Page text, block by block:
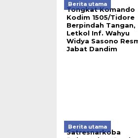
Berita utama
Tongkat Komando
Kodim 1505/Tidore
Berpindah Tangan,
Letkol Inf. Wahyu
Widya Sasono
Jabat Dandim
Berita utama
Satresnarkoba